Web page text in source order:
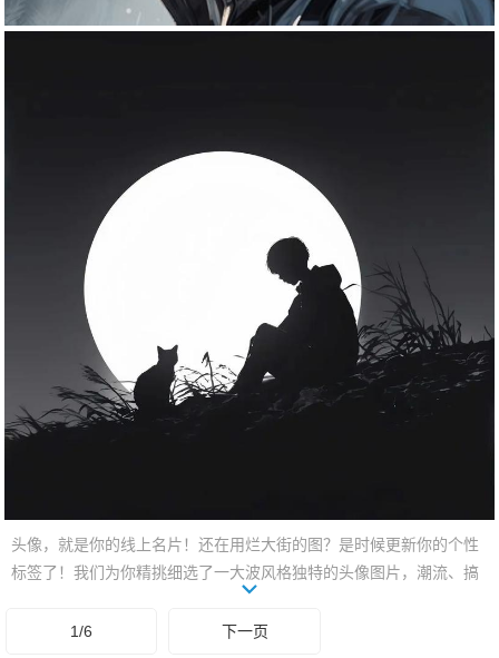
头像，就是你的线上名片！还在用烂大街的图？是时候更新你的个性
标签了！我们为你精挑细选了一大波风格独特的头像图片，潮流、搞
怪、文艺、酷飒，各种feel应有尽有。让你的朋友圈瞬间眼前一亮，轻
松展现真我风采。下滑，刷新你的存在感！
1/6 下一页